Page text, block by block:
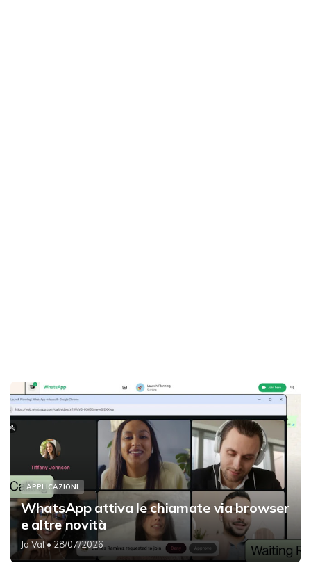
APPLICAZIONI
WhatsApp attiva le chiamate via browser
e altre novità
Jo Val• 28/07/2026